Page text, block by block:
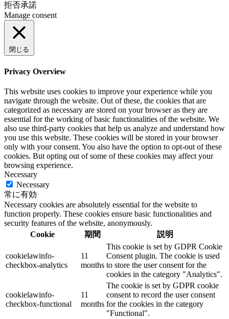
拒否承諾
Manage consent
閉じる
Privacy Overview
This website uses cookies to improve your experience while you
navigate through the website. Out of these, the cookies that are
categorized as necessary are stored on your browser as they are
essential for the working of basic functionalities of the website. We
also use third-party cookies that help us analyze and understand how
you use this website. These cookies will be stored in your browser
only with your consent. You also have the option to opt-out of these
cookies. But opting out of some of these cookies may affect your
browsing experience.
Necessary
Necessary
常に有効
Necessary cookies are absolutely essential for the website to
function properly. These cookies ensure basic functionalities and
security features of the website, anonymously.
Cookie
期間 説明
cookielawinfo-
checkbox-analytics
11
months
This cookie is set by GDPR Cookie
Consent plugin. The cookie is used
to store the user consent for the
cookies in the category "Analytics".
cookielawinfo-
checkbox-functional
11
months
The cookie is set by GDPR cookie
consent to record the user consent
for the cookies in the category
"Functional".